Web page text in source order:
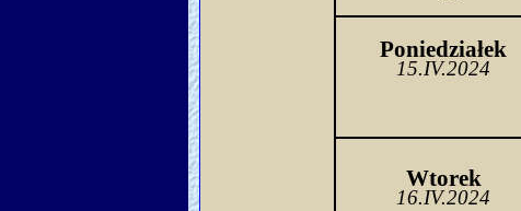
Poniedziałek
15.IV.2024
Wtorek
16.IV.2024